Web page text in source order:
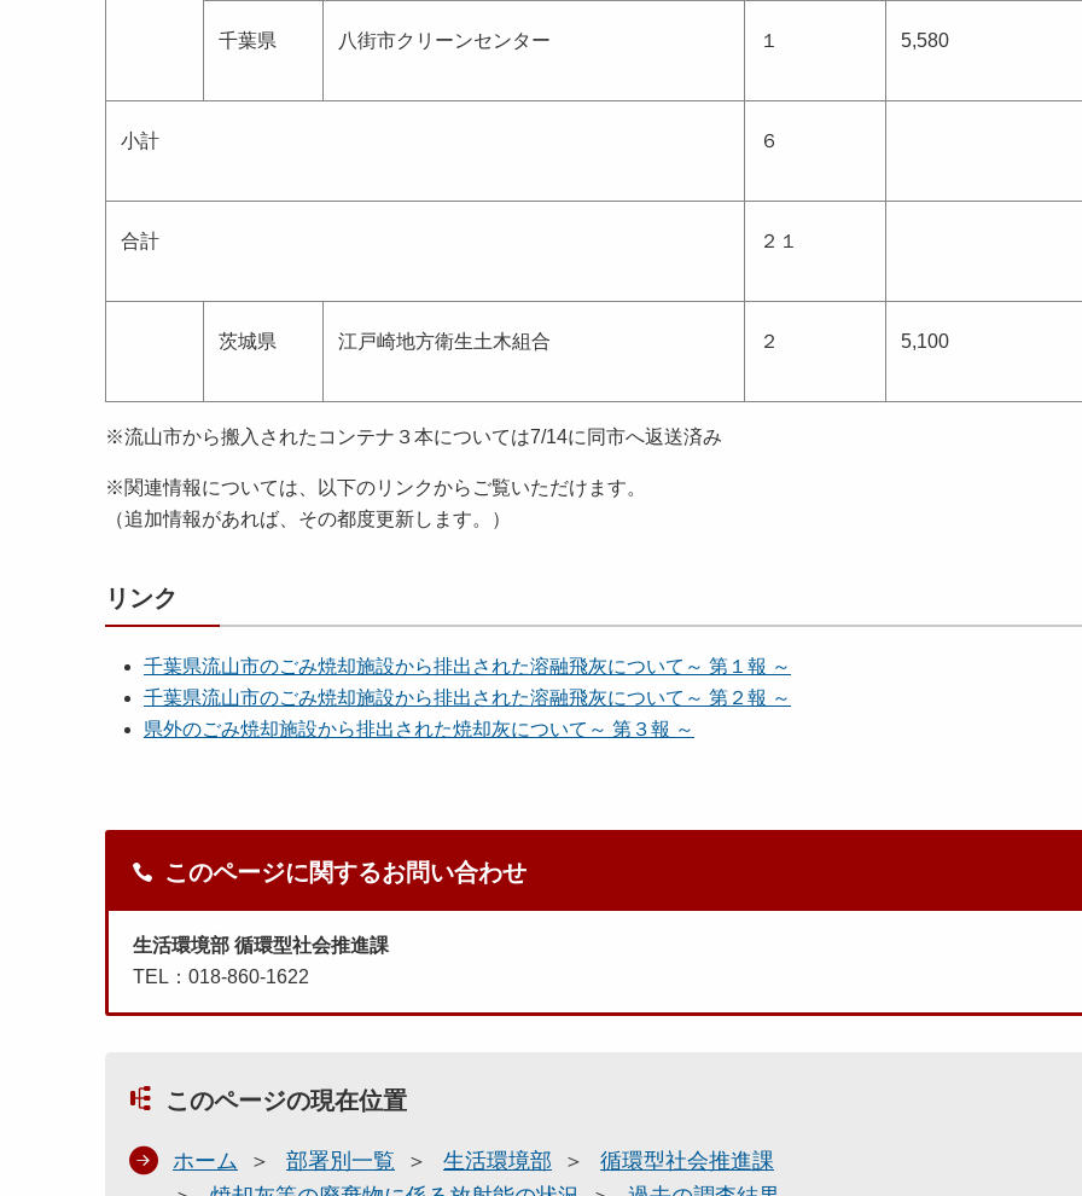
千葉県 八街市クリーンセンター １ 5,580
小計 ６
合計 ２１
茨城県 江戸崎地方衛生土木組合 ２ 5,100
※流山市から搬入されたコンテナ３本については7/14に同市へ返送済み
※関連情報については、以下のリンクからご覧いただけます。
（追加情報があれば、その都度更新します。）
リンク
千葉県流山市のごみ焼却施設から排出された溶融飛灰について～ 第１報 ～
千葉県流山市のごみ焼却施設から排出された溶融飛灰について～ 第２報 ～
県外のごみ焼却施設から排出された焼却灰について～ 第３報 ～
このページに関するお問い合わせ
生活環境部 循環型社会推進課
TEL：018-860-1622
このページの現在位置
ホーム 部署別一覧 生活環境部
循環型社会推進課